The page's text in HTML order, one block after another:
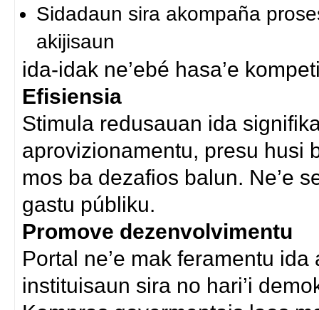
Sidadaun sira akompaña
akijisaun
ida-idak ne’ebé hasa’e
Efisiensia
Stimula redusauan ida
aprovizionamentu, presu husi
mos ba dezafios balun. Ne’e
gastu públiku.
Promove dezenvolvimentu
Portal ne’e mak feramentu
instituisaun sira no hari’i